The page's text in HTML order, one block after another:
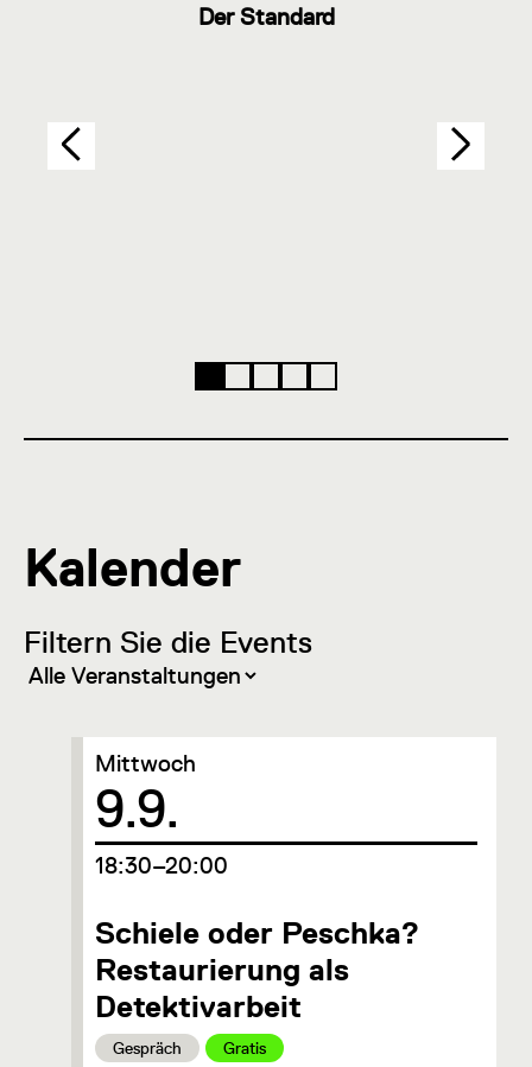
Der Standard
Kalender
Filtern Sie die Events
Schiele oder Peschka?
Restaurierung als
Detektivarbeit
Kategorie:
Gespräch Kategorie:
Gratis
Mittwoch
Datum
9.9.
um
18:30–20:00